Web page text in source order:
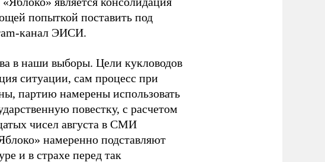
попыткой поставить под
канал ЭИСИ.
в наши выборы. Цели кукловодов
ситуации, сам процесс при
партию намерены использовать
повестку, с расчетом
чисел августа в СМИ
намеренно подставляют
и в страхе перед так